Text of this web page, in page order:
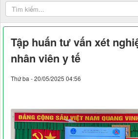
Tập huấn tư vấn xét
nhân viên y tế
Thứ ba - 20/05/2025 04:56